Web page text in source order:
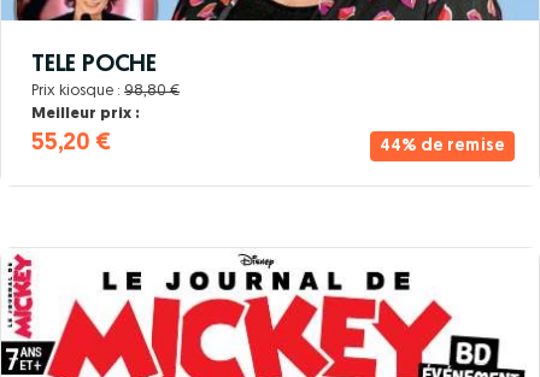
44% de remise
TELE POCHE
Prix kiosque : 98,80 €
Meilleur prix :
55,20 €